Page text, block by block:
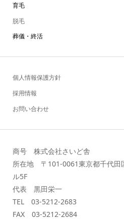
育毛
脱毛
葬儀・終活
個人情報保護方針
採用情報
お問い合わせ
商号 株式会社さいど舎
所在地 〒101-0061東京都千代
ル5F
代表 黒田栄一
TEL 03-5212-2683
FAX 03-5212-2684